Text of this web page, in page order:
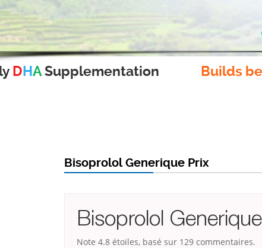
DHASupplementation Builds
Bisoprolol Generique Prix
Bisoprolol
Note 4.8 étoiles, basé sur 129 commentaires.